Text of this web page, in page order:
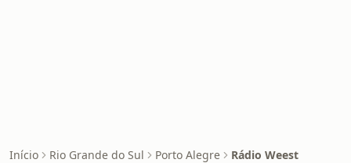
Início Rio Grande do Sul Porto Alegre Rádio Weest